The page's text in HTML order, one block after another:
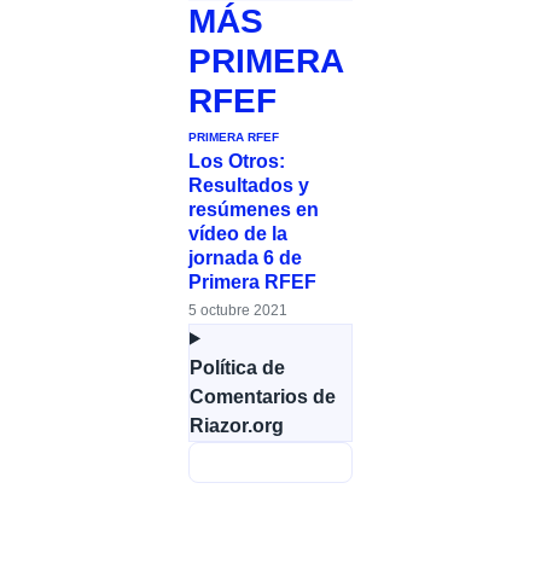
MÁS
PRIMERA
RFEF
PRIMERA RFEF
Los Otros:
Resultados y
resúmenes en
vídeo de la
jornada 6 de
Primera RFEF
5 octubre 2021
Política de
Comentarios de
Riazor.org